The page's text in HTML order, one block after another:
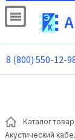
8 (800) 550-12-
Каталог
Акустический